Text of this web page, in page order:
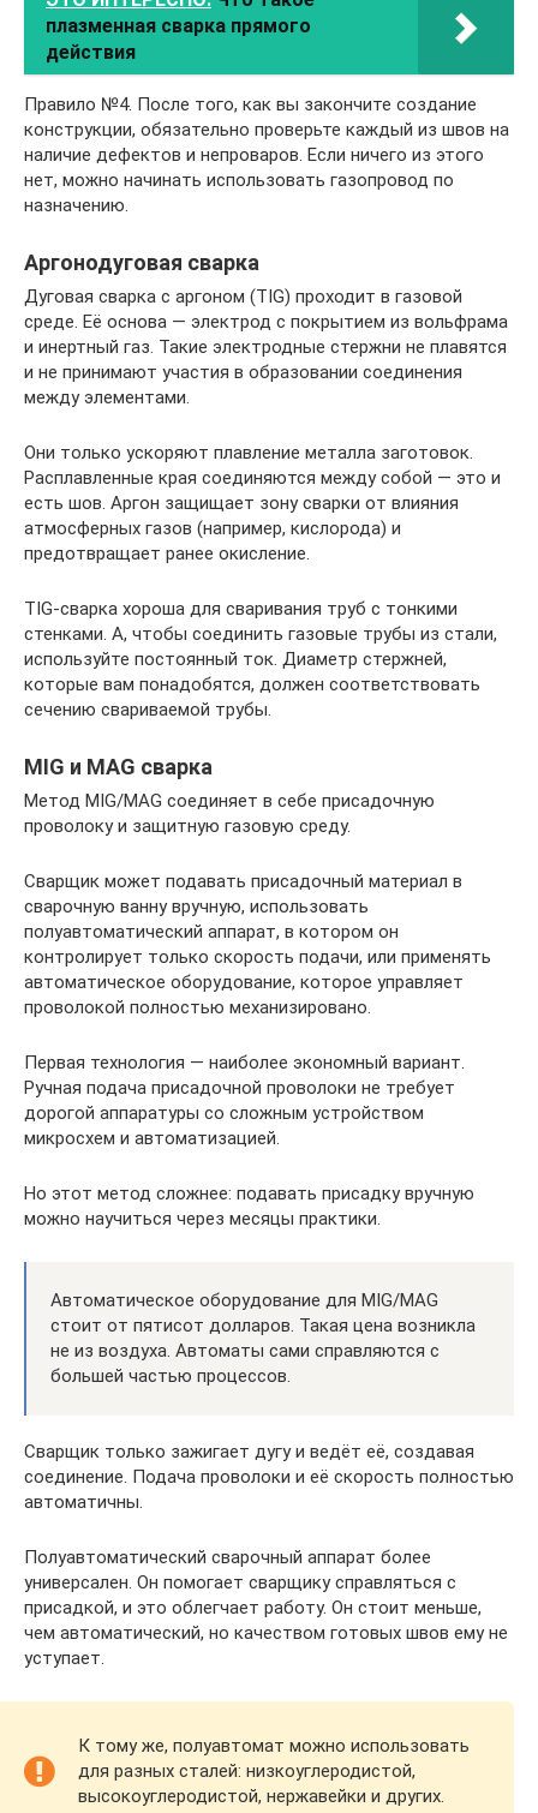
плазменная сварка прямого
действия
Правило №4. После того, как вы закончите создание
конструкции, обязательно проверьте каждый из швов на
наличие дефектов и непроваров. Если ничего из этого
нет, можно начинать использовать газопровод по
назначению.
Аргонодуговая сварка
Дуговая сварка с аргоном (TIG) проходит в газовой
среде. Её основа — электрод с покрытием из вольфрама
и инертный газ. Такие электродные стержни не плавятся
и не принимают участия в образовании соединения
между элементами.
Они только ускоряют плавление металла заготовок.
Расплавленные края соединяются между собой — это и
есть шов. Аргон защищает зону сварки от влияния
атмосферных газов (например, кислорода) и
предотвращает ранее окисление.
TIG-сварка хороша для сваривания труб с тонкими
стенками. А, чтобы соединить газовые трубы из стали,
используйте постоянный ток. Диаметр стержней,
которые вам понадобятся, должен соответствовать
сечению свариваемой трубы.
MIG и MAG сварка
Метод MIG/MAG соединяет в себе присадочную
проволоку и защитную газовую среду.
Сварщик может подавать присадочный материал в
сварочную ванну вручную, использовать
полуавтоматический аппарат, в котором он
контролирует только скорость подачи, или применять
автоматическое оборудование, которое управляет
проволокой полностью механизировано.
Первая технология — наиболее экономный вариант.
Ручная подача присадочной проволоки не требует
дорогой аппаратуры со сложным устройством
микросхем и автоматизацией.
Но этот метод сложнее: подавать присадку вручную
можно научиться через месяцы практики.
Автоматическое оборудование для MIG/MAG
стоит от пятисот долларов. Такая цена возникла
не из воздуха. Автоматы сами справляются с
большей частью процессов.
Сварщик только зажигает дугу и ведёт её, создавая
соединение. Подача проволоки и её скорость полностью
автоматичны.
Полуавтоматический сварочный аппарат более
универсален. Он помогает сварщику справляться с
присадкой, и это облегчает работу. Он стоит меньше,
чем автоматический, но качеством готовых швов ему не
уступает.
К тому же, полуавтомат можно использовать
для разных сталей: низкоуглеродистой,
высокоуглеродистой, нержавейки и других.